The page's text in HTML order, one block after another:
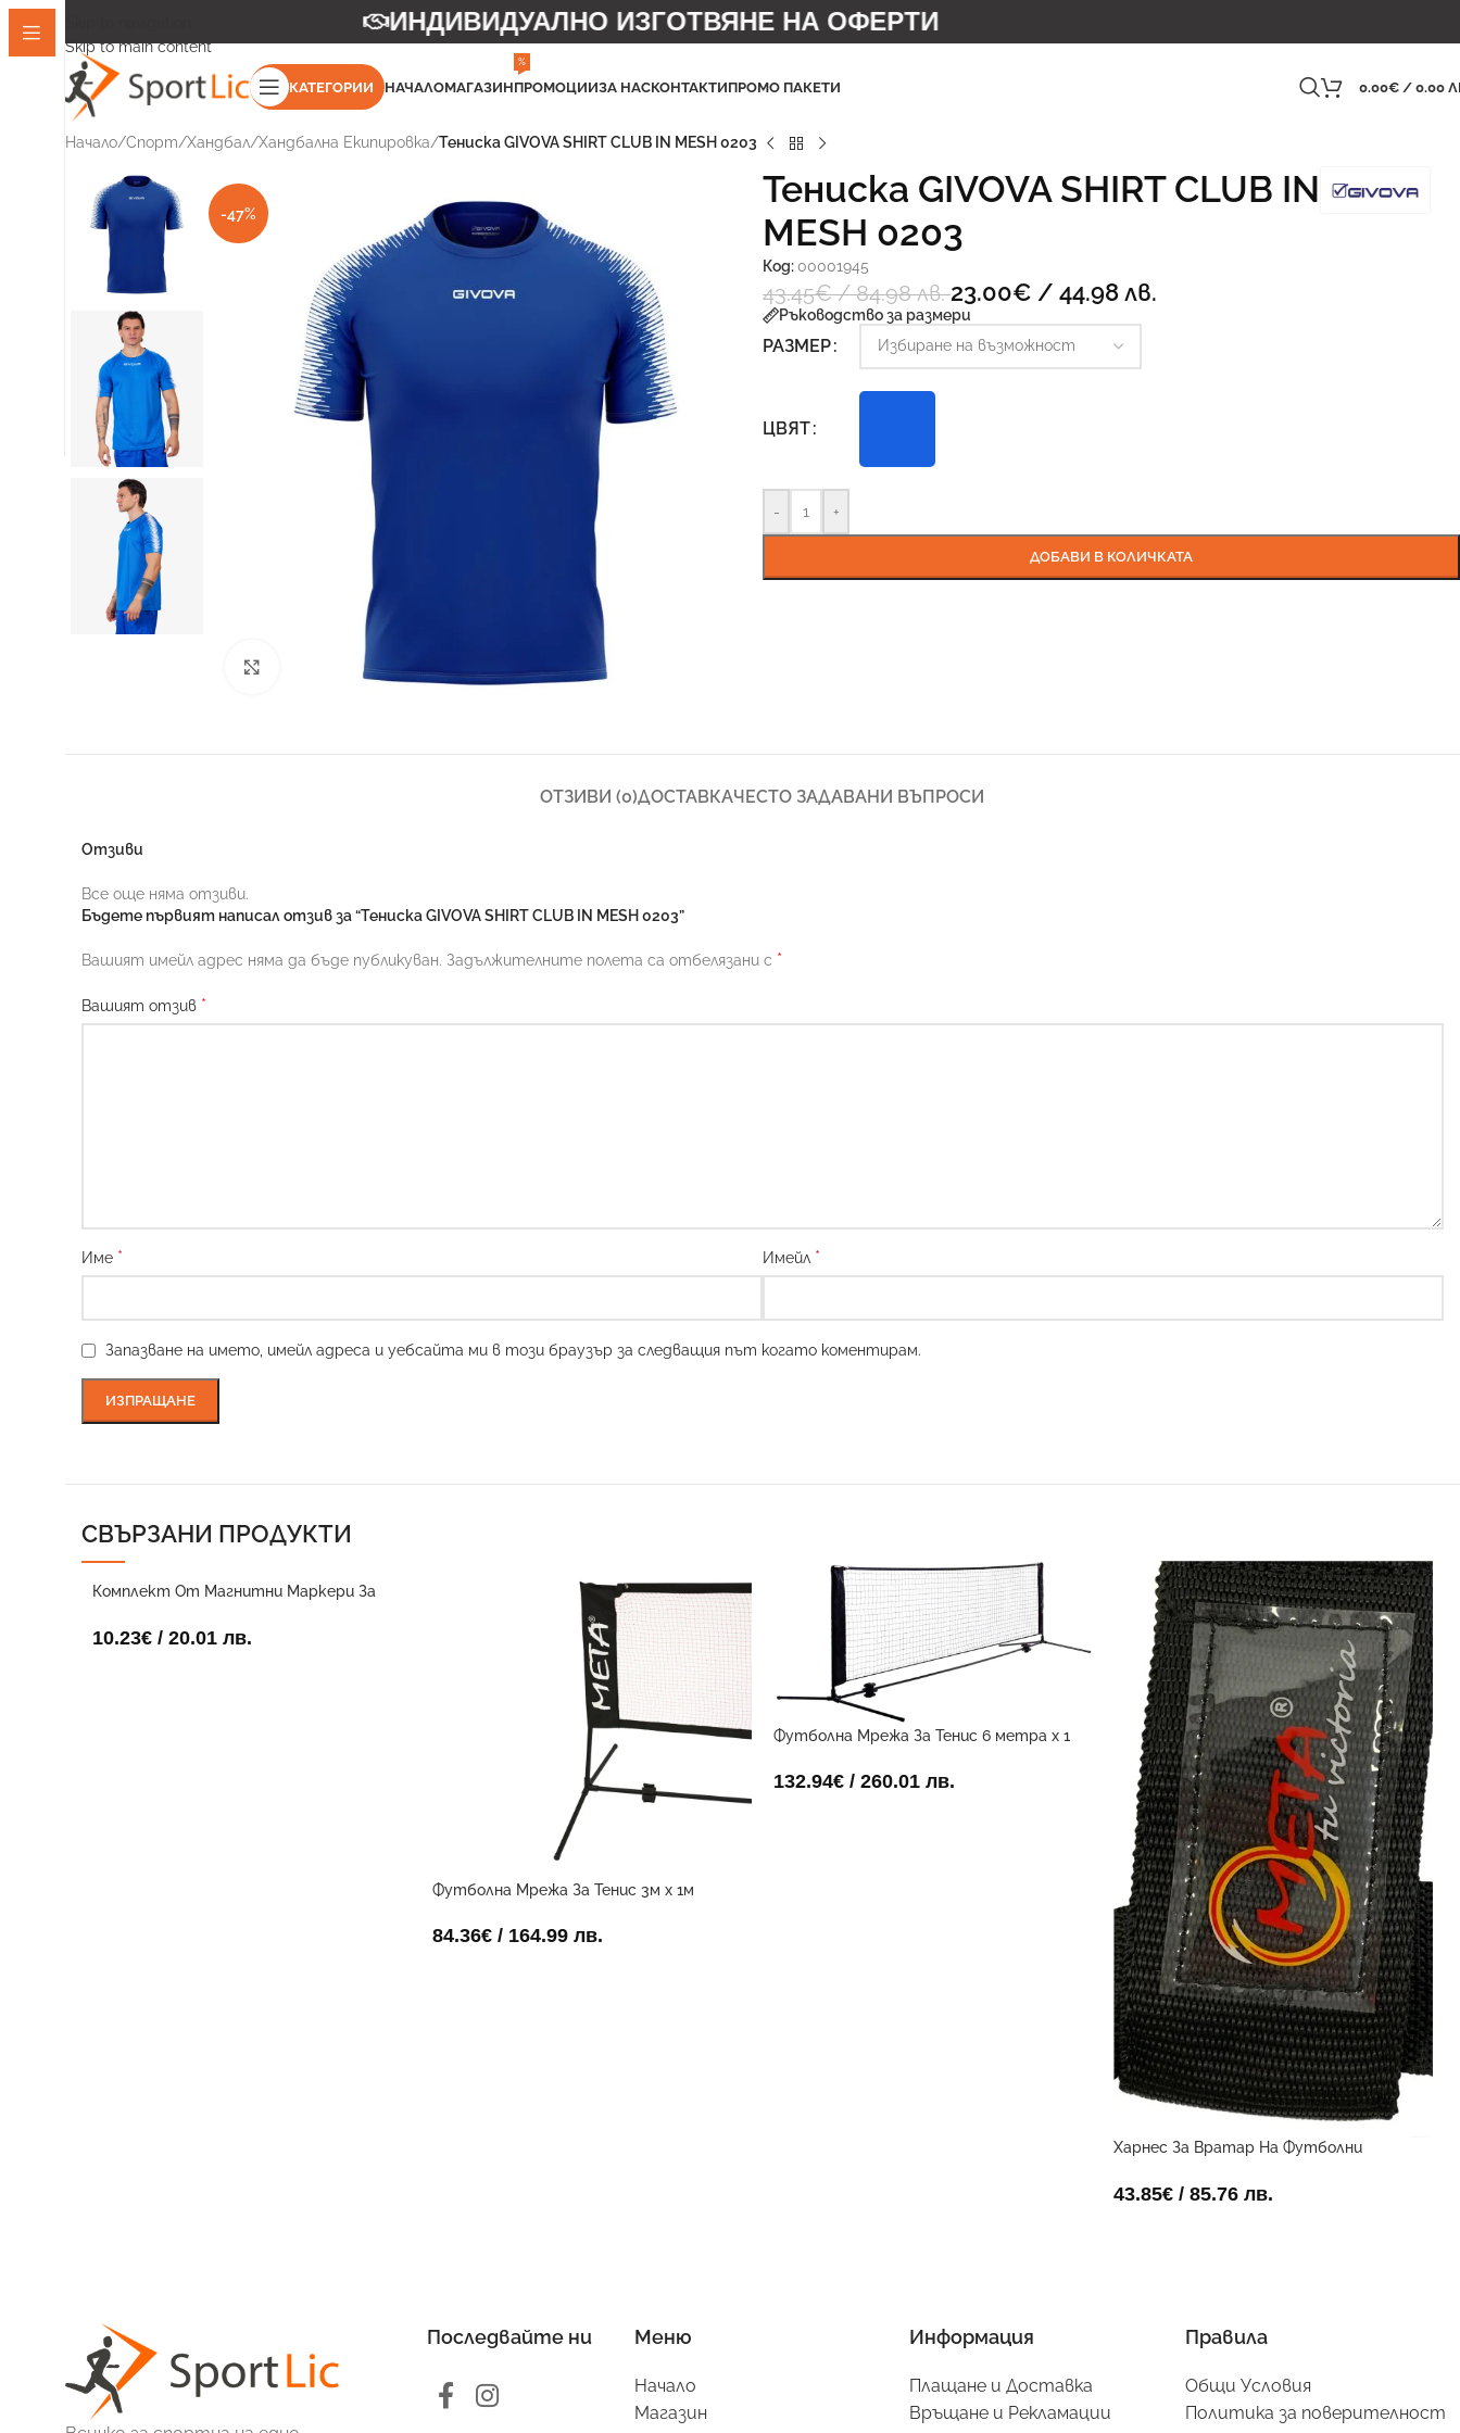
Skip to main content
ИНДИВИДУАЛНО ИЗГОТВЯНЕ НА ОФЕРТИ
КАТЕГОРИИ НАЧАЛОМАГАЗИНПРОМОЦИИ
%
ЗА НАСКОНТАКТИПРОМО ПАКЕТИ 0.00€ / 0.00
Начало/Спорт/Хандбал/Хандбална Екипировка/Тениска GIVOVA SHIRT CLUB IN MESH 0203
-47%
Тениска GIVOVA SHIRT CLUB IN
MESH 0203
Код: 00001945
43.45€/ 84.98 лв.23.00€ / 44.98 лв.
Ръководство за размери
РАЗМЕР
ЦВЯТ
- +
ДОБАВИ В КОЛИЧКАТА
ОТЗИВИ (0)ДОСТАВКАЧЕСТО ЗАДАВАНИ ВЪПРОСИ
Отзиви
Все още няма отзиви.
Бъдете първият написал отзив за “Тениска GIVOVA SHIRT CLUB IN MESH 0203”
Вашият имейл адрес няма да бъде публикуван. Задължителните полета са отбелязани с *
Вашият отзив *
Име * Имейл *
Запазване на името, имейл адреса и уебсайта ми в този браузър за следващия път когато коментирам.
СВЪРЗАНИ ПРОДУКТИ
Комплект От Магнитни Маркери За
10.23€ / 20.01 лв.
Футболна Мрежа За Тенис 3м x 1м
84.36€ / 164.99 лв.
Футболна Мрежа За Тенис 6 метра х 1
132.94€/ 260.01 лв.
Харнес За Вратар На Футболни
43.85€ / 85.76 лв.
Последвайте ни Меню
Начало
Магазин
Информация
Плащане и Доставка
Връщане и Рекламации
Правила
Общи Условия
Политика за поверителност